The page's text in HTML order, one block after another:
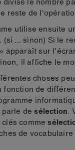
reste de
utilise ensuite
... sinon) Si le
apparaît sur
il affiche le
choses
fonction de
de sélection.
comme
de vocabulaire